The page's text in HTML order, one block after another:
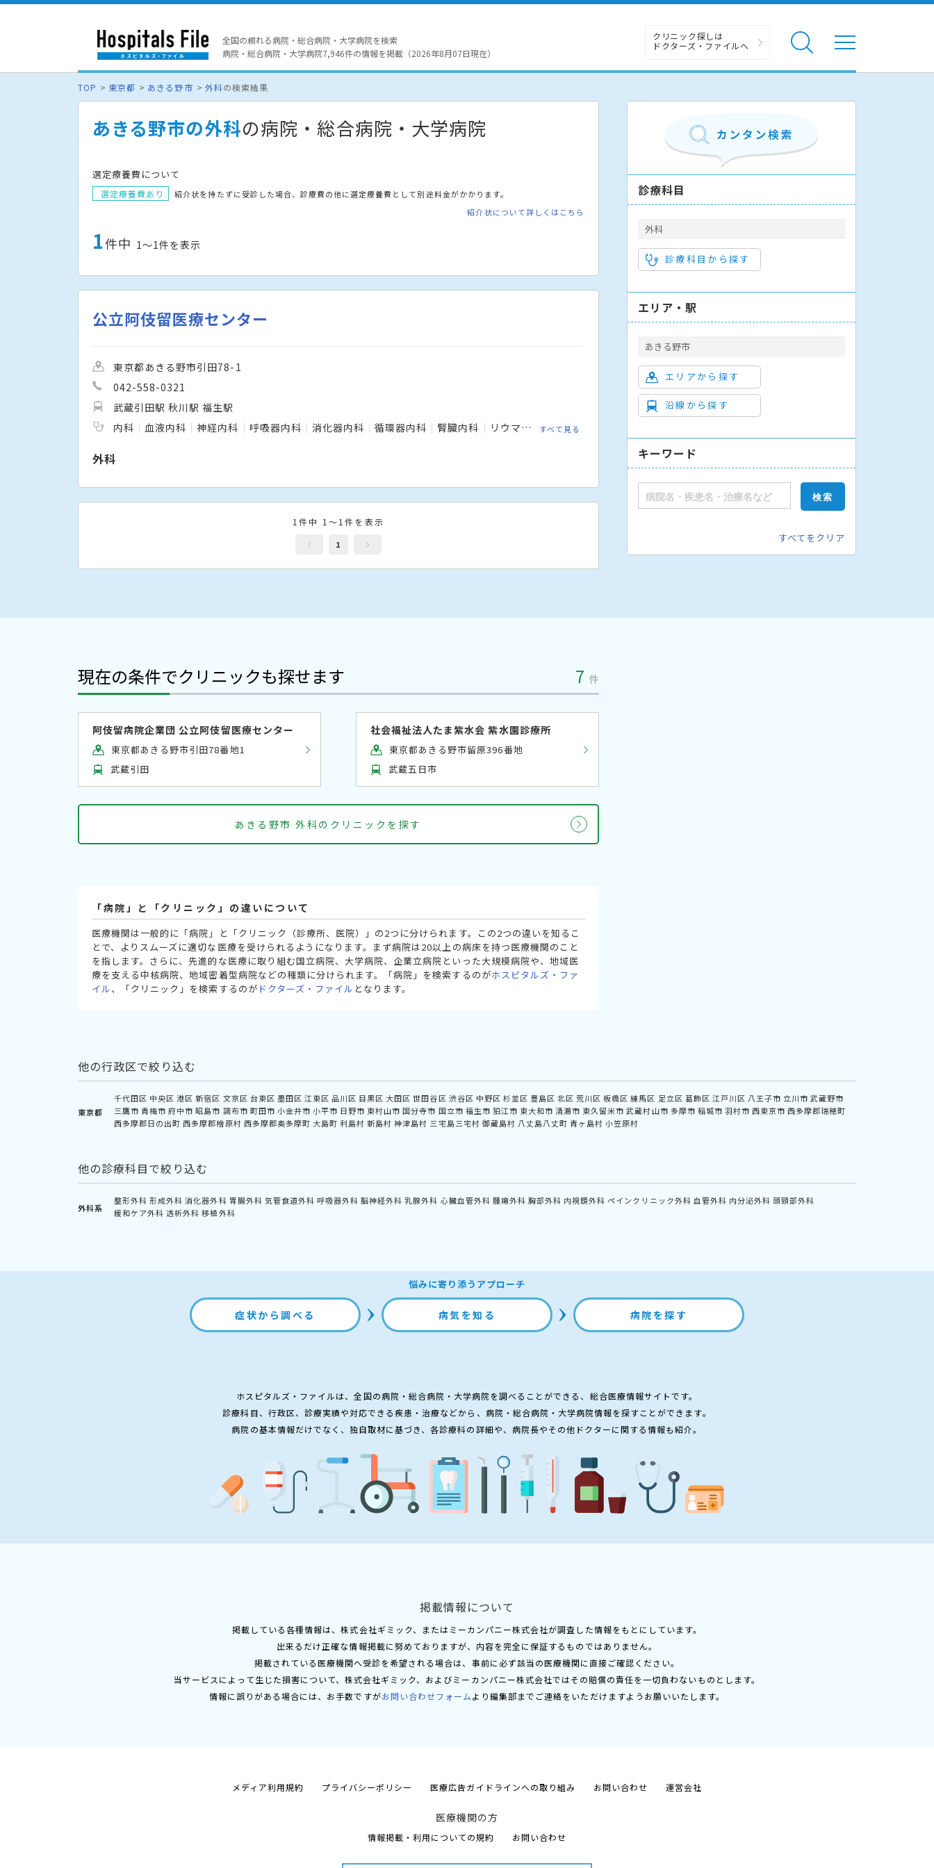
全国の頼れる病院・総合病院・大学病院を検索
病院・総合病院・大学病院7,946件の情報を掲載（2026年8月07日現在）
クリニック探しは
ドクターズ・ファイルへ
TOP 東京都 あきる野市 外科の検索結果
あきる野市の外科の病院・総合病院・大学病院
選定療養費について
選定療養費あり
紹介状を持たずに受診した場合、診療費の他に選定療養費として別途料金がかかります。
紹介状について詳しくはこちら
1件中 1〜1件を表示
公立阿伎留医療センター
東京都あきる野市引田78-1
042-558-0321
武蔵引田駅 秋川駅 福生駅
内科
血液内科 神経内科 呼吸器内科 消化器内科 循環器内科 腎臓内科 リウマチ科 小児科
すべて見る
外科
1件中 1～1件を表示
1
診療科目
外科
診療科目から探す
エリア・駅
あきる野市
エリアから探す
沿線から探す
キーワード
すべてをクリア
現在の条件でクリニックも探せます 7 件
阿伎留病院企業団 公立阿伎留医療センター
東京都あきる野市引田78番地1
武蔵引田
社会福祉法人たま紫水会 紫水園診療所
東京都あきる野市留原396番地
武蔵五日市
あきる野市 外科のクリニックを探す
「病院」と「クリニック」の違いについて
医療機関は一般的に「病院」と「クリニック（診療所、医院）」の2つに分けられます。この2つの違いを知るこ
とで、よりスムーズに適切な医療を受けられるようになります。まず病院は20以上の病床を持つ医療機関のこと
を指します。さらに、先進的な医療に取り組む国立病院、大学病院、企業立病院といった大規模病院や、地域医
療を支える中核病院、地域密着型病院などの種類に分けられます。「病院」を検索するのがホスピタルズ・ファ
イル、「クリニック」を検索するのが ドクターズ・ファイル となります。
他の行政区で絞り込む
東京都
千代田区 中央区 港区 新宿区 文京区 台東区 墨田区 江東区 品川区 目黒区 大田区 世田谷区 渋谷区 中野区 杉並区 豊島区 北区 荒川区 板橋区 練馬区 足立区 葛飾区 江戸川区 八王子市 立川市 武蔵野市
三鷹市 青梅市 府中市 昭島市 調布市 町田市 小金井市 小平市 日野市 東村山市 国分寺市 国立市 福生市 狛江市 東大和市 清瀬市 東久留米市 武蔵村山市 多摩市 稲城市 羽村市 西東京市 西多摩郡瑞穂町
西多摩郡日の出町 西多摩郡檜原村 西多摩郡奥多摩町 大島町 利島村 新島村 神津島村 三宅島三宅村 御蔵島村 八丈島八丈町 青ヶ島村 小笠原村
他の診療科目で絞り込む
外科系
整形外科 形成外科 消化器外科 胃腸外科 気管食道外科 呼吸器外科 脳神経外科 乳腺外科 心臓血管外科 腫瘍外科 胸部外科 内視鏡外科 ペインクリニック外科 血管外科 内分泌外科 頭頸部外科
緩和ケア外科 透析外科 移植外科
悩みに寄り添うアプローチ
症状から調べる 病気を知る 病院を探す
ホスピタルズ・ファイルは、全国の病院・総合病院・大学病院を調べることができる、総合医療情報サイトです。
診療科目、行政区、診療実績や対応できる疾患・治療などから、病院・総合病院・大学病院情報を探すことができます。
病院の基本情報だけでなく、独自取材に基づき、各診療科の詳細や、病院長やその他ドクターに関する情報も紹介。
掲載情報について
掲載している各種情報は、株式会社ギミック、またはミーカンパニー株式会社が調査した情報をもとにしています。
出来るだけ正確な情報掲載に努めておりますが、内容を完全に保証するものではありません。
掲載されている医療機関へ受診を希望される場合は、事前に必ず該当の医療機関に直接ご確認ください。
当サービスによって生じた損害について、株式会社ギミック、およびミーカンパニー株式会社ではその賠償の責任を一切負わないものとします。
情報に誤りがある場合には、お手数ですがお問い合わせフォームより編集部までご連絡をいただけますようお願いいたします。
メディア利用規約 プライバシーポリシー 医療広告ガイドラインへの取り組み お問い合わせ 運営会社
医療機関の方
情報掲載・利用についての規約 お問い合わせ